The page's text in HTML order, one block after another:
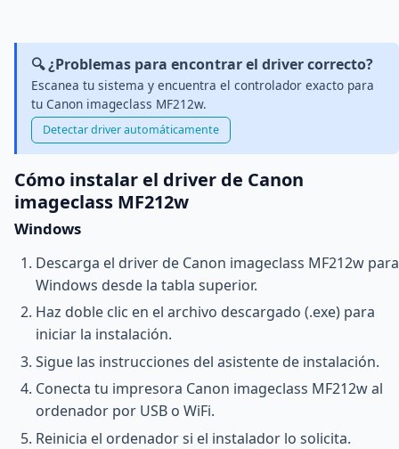
🔍 ¿Problemas para encontrar el driver correcto?
Escanea tu sistema y encuentra el controlador exacto para
tu Canon imageclass MF212w.
Detectar driver automáticamente
Cómo instalar el driver de Canon
imageclass MF212w
Windows
Descarga el driver de Canon imageclass MF212w para
Windows desde la tabla superior.
Haz doble clic en el archivo descargado (.exe) para
iniciar la instalación.
Sigue las instrucciones del asistente de instalación.
Conecta tu impresora Canon imageclass MF212w al
ordenador por USB o WiFi.
Reinicia el ordenador si el instalador lo solicita.